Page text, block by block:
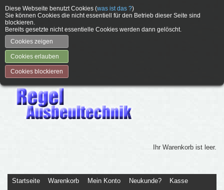
Diese Webseite benutzt Cookies (was ist das ?)
Sie können Cookies die nicht essentiell für den Betrieb dieser Seite sind
blockieren.
Bereits gesetzte nicht essentielle Cookies werden dann gelöscht.
Cookies zeigen
Cookies erlauben
Cookies blockieren
Ihr Warenkorb ist leer.
Startseite Warenkorb Mein Konto Neukunde?
Kasse